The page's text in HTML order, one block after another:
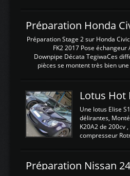
d'envoyer
dans le boitier.
La sortie 0-5V
l'entrée AN Volt
Analogique, et
tension (Pas
est temps de
Préparation Stage 2 sur Honda
FK2 2017 Pose échangeur
Downpipe Décata TegiwaCes
pièces se montent très bien
légere découpe du plastique
negénant en rien la
fonctionnement du fond
reprogrammation Stage 2 est
calculateur d'origine. Une
économique au passage sur
d'origine 310cv et 400Nn ,
reprogrammé
Lotus Hot
Une lotus Elise
délirantes,
K20A2 de 200cv
compresseur
d'augmenter la
un watercooler a